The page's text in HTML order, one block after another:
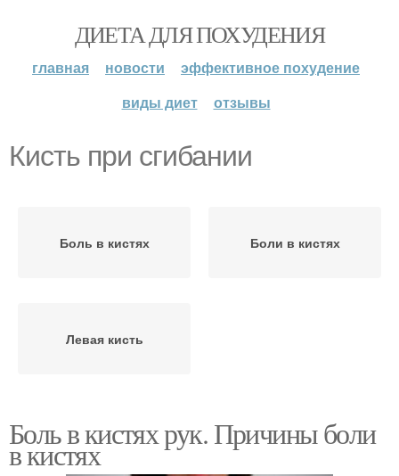
ДИЕТА ДЛЯ ПОХУДЕНИЯ
главная новости
эффективное похудение
виды диет
отзывы
Кисть при сгибании
Боль в кистях Боли в кистях
Левая кисть
Боль в кистях рук. Причины боли
в кистях